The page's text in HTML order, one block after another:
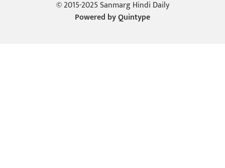
© 2015-2025 Sanmarg Hindi Daily
Powered byQuintype